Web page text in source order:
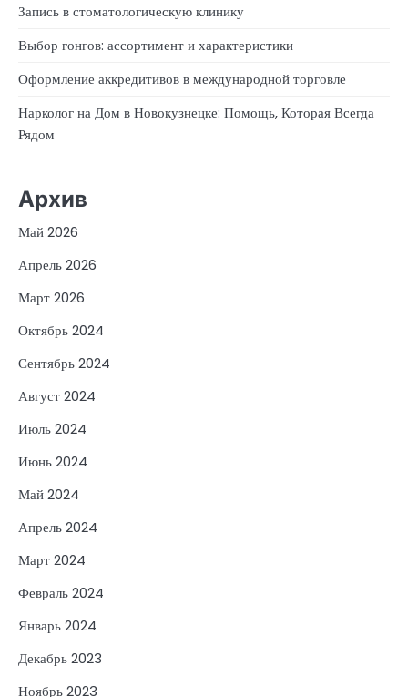
Запись в стоматологическую клинику
Выбор гонгов: ассортимент и характеристики
Оформление аккредитивов в международной торговле
Нарколог на Дом в Новокузнецке: Помощь, Которая Всегда
Рядом
Архив
Май 2026
Апрель 2026
Март 2026
Октябрь 2024
Сентябрь 2024
Август 2024
Июль 2024
Июнь 2024
Май 2024
Апрель 2024
Март 2024
Февраль 2024
Январь 2024
Декабрь 2023
Ноябрь 2023